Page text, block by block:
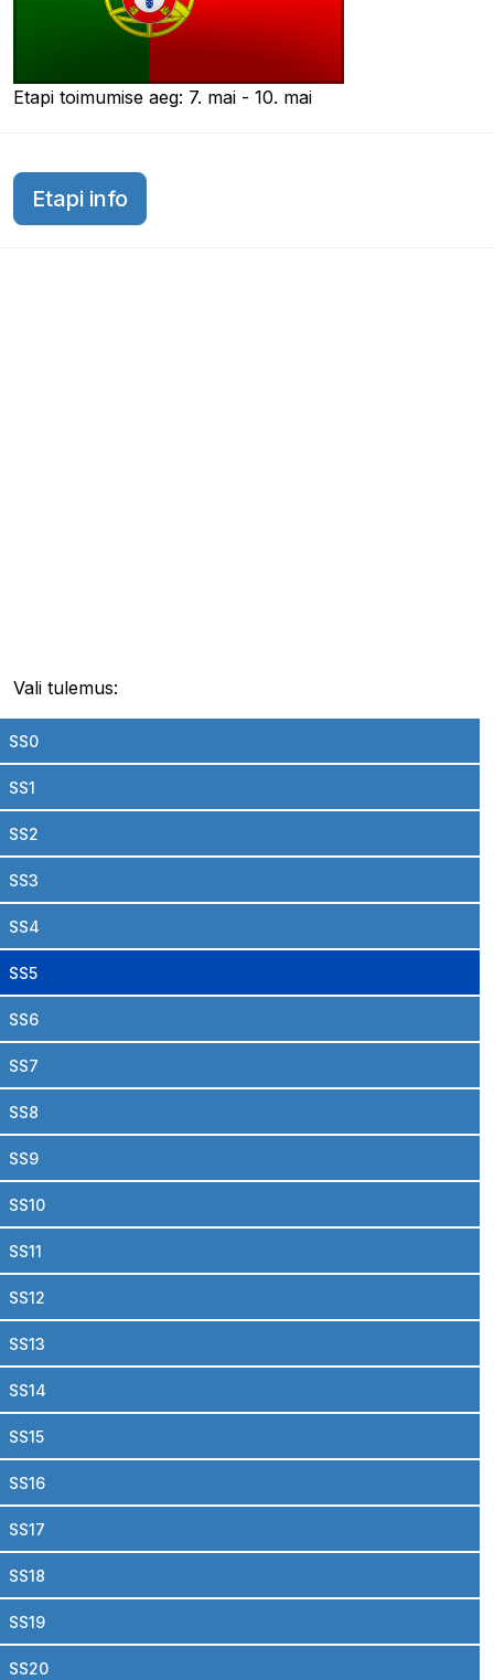
Etapi toimumise aeg: 7. mai - 10. mai
Etapi info
Vali tulemus:
SS0
SS1
SS2
SS3
SS4
SS5
SS6
SS7
SS8
SS9
SS10
SS11
SS12
SS13
SS14
SS15
SS16
SS17
SS18
SS19
SS20